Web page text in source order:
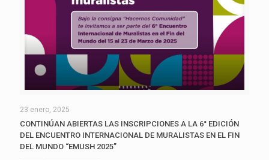
23 enero, 2025
CONTINÚAN ABIERTAS LAS INSCRIPCIONES A LA 6° EDICIÓN
DEL ENCUENTRO INTERNACIONAL DE MURALISTAS EN EL FIN
DEL MUNDO “EMUSH 2025”